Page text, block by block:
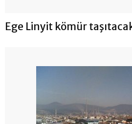
Ege Linyit kömür